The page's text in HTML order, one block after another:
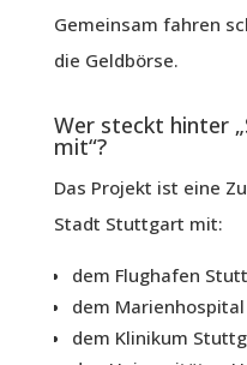
Gemeinsam fahren
die Geldbörse.
Wer steckt hinter
mit“?
Das Projekt ist eine
Stadt Stuttgart mit:
dem Flughafen
dem
dem Klinikum